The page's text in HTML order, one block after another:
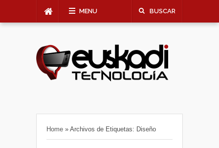
MENU BUSCAR
Home » Archivos de Etiquetas: Diseño